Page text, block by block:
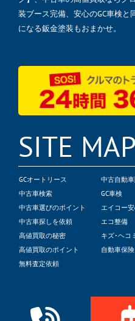
装ブース完備、安心のGC車検と
になる鈑金塗装もおまかせ。
SITE MAP
GCオートリース
中古車検索
中古車選びのポイント
中古車探しを依頼
高値買取の秘密
高値買取のポイント
無料査定依頼
中古自動
GC車検
エイコー
エコ整備
キズ･ヘコ
自動車保険